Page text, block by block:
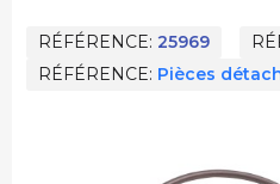
RÉFÉRENCE 25969
RÉFÉRENCE Pièces